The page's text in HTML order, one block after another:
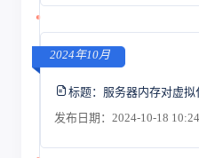
2024年10月
标题： 服务器内存对虚拟
发布日期：2024-10-18 10:24